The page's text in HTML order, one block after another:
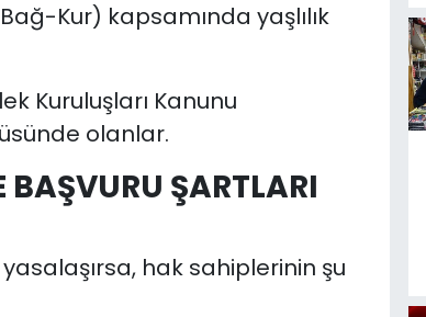
Kur) kapsamında yaşlılık
Kuruluşları Kanunu
olanlar.
ŞARTLARI
hak sahiplerinin şu